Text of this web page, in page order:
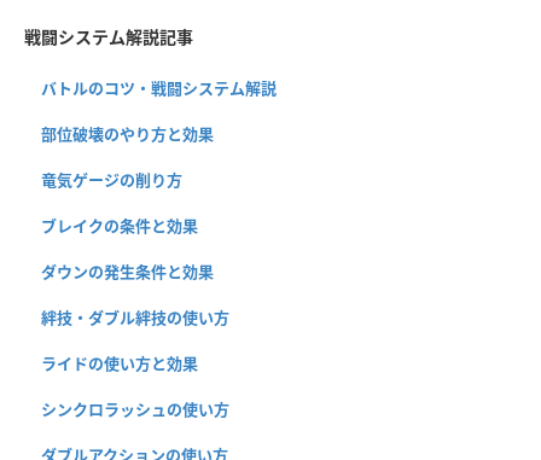
戦闘システム解説記事
バトルのコツ・戦闘システム解説
部位破壊のやり方と効果
竜気ゲージの削り方
ブレイクの条件と効果
ダウンの発生条件と効果
絆技・ダブル絆技の使い方
ライドの使い方と効果
シンクロラッシュの使い方
ダブルアクションの使い方